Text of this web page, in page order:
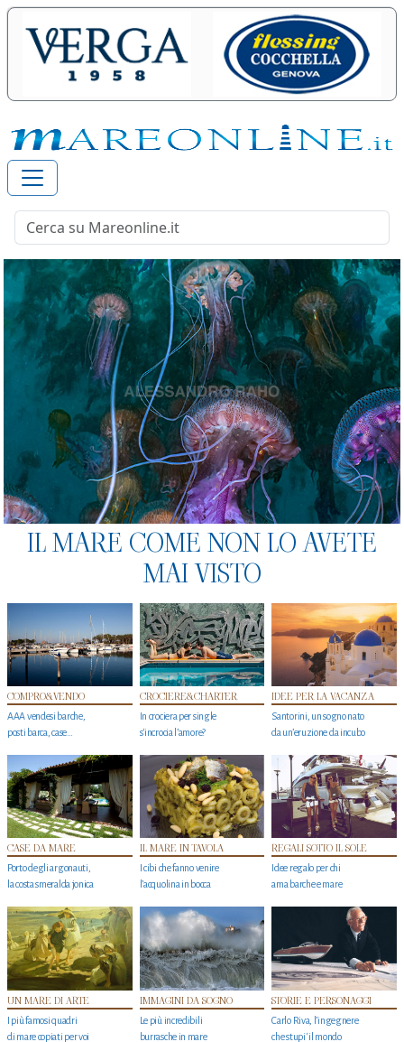
IL MARE COME NON LO AVETE
MAI VISTO
COMPRO&VENDO
AAA vendesi barche,
posti barca, case…
CROCIERE&CHARTER
In crociera per single
s'incrocia l’amore?
IDEE PER LA VACANZA
Santorini, un sogno nato
da un’eruzione da incubo
CASE DA MARE
Porto degli argonauti,
la costa smeralda jonica
IL MARE IN TAVOLA
I cibi che fanno venire
l’acquolina in bocca
REGALI SOTTO IL SOLE
Idee regalo per chi
ama barche e mare
UN MARE DI ARTE
I più famosi quadri
di mare copiati per voi
IMMAGINI DA SOGNO
Le più incredibili
burrasche in mare
STORIE E PERSONAGGI
Carlo Riva, l’ingegnere
che stupi' il mondo